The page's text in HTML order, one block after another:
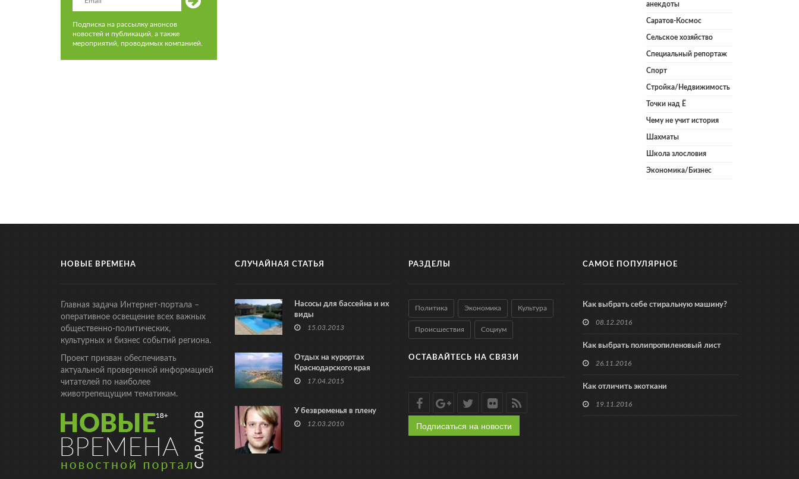
Подписка на рассылку анонсов
новостей и публикаций, а также
мероприятий, проводимых компанией.
анекдоты
Саратов-Космос
Сельское хозяйство
Специальный репортаж
Спорт
Стройка/Недвижимость
Точки над Ё
Чему не учит история
Шахматы
Школа злословия
Экономика/Бизнес
НОВЫЕ ВРЕМЕНА
Главная задача Интернет-портала –
оперативное освещение всех важных
общественно-политических,
культурных и бизнес событий региона.
Проект призван обеспечивать
актуальной проверенной информацией
читателей по наиболее
животрепещущим тематикам.
СЛУЧАЙНАЯ СТАТЬЯ
Насосы для бассейна и их
виды
15.03.2013
Отдых на курортах
Краснодарского края
17.04.2015
У безвременья в плену
12.03.2010
РАЗДЕЛЫ
Политика Экономика Культура
Происшествия Социум
ОСТАВАЙТЕСЬ НА СВЯЗИ
Подписаться на новости
САМОЕ ПОПУЛЯРНОЕ
Как выбрать себе стиральную машину?
08.12.2016
Как выбрать полипропиленовый лист
26.11.2016
Как отличить экоткани
19.11.2016